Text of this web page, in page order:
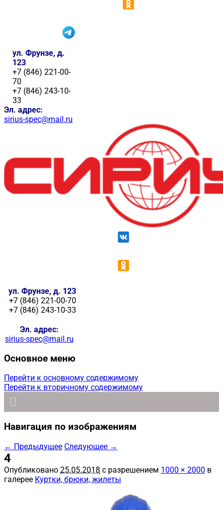
ул. Фрунзе, д.
123
+7 (846) 221-00-
70
+7 (846) 243-10-
33
Эл. адрес:
sirius-spec@mail.ru
ул. Фрунзе, д. 123
+7 (846) 221-00-70
+7 (846) 243-10-33
Эл. адрес:
sirius-spec@mail.ru
Основное меню
Перейти к основному содержимому
Перейти к вторичному содержимому
Навигация по изображениям
← Предыдущее Следующее →
4
Опубликовано 25.05.2018 с разрешением 1000 × 2000 в
галерее Куртки, брюки, жилеты